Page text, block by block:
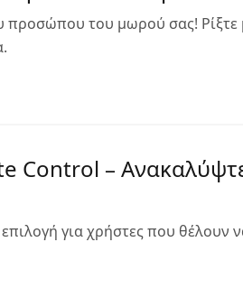
του μωρού σας! Ρίξτε
Control –
επιλογή για χρήστες που